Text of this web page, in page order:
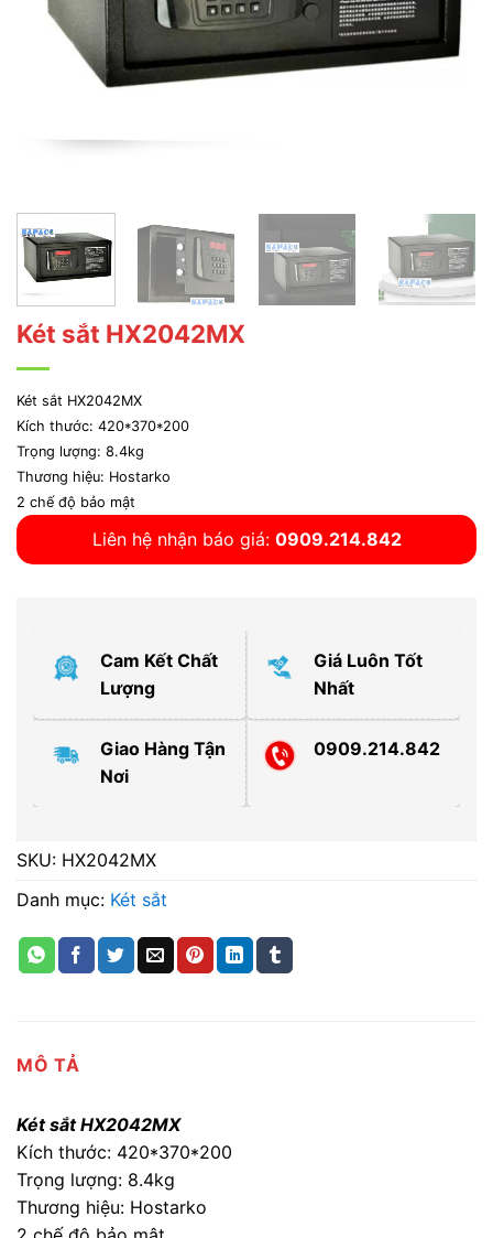
Két sắt HX2042MX
Két sắt HX2042MX
Kích thước: 420*370*200
Trọng lượng: 8.4kg
Thương hiệu: Hostarko
2 chế độ bảo mật
Liên hệ nhận báo giá: 0909.214.842
Cam Kết Chất
Lượng
Giá Luôn Tốt
Nhất
Giao Hàng Tận
Nơi
0909.214.842
SKU: HX2042MX
Danh mục: Két sắt
MÔ TẢ
Két sắt HX2042MX
Kích thước: 420*370*200
Trọng lượng: 8.4kg
Thương hiệu: Hostarko